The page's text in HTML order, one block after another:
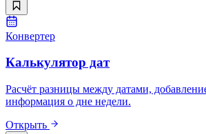
Конвертер
Калькулятор дат
Расчёт разницы между датами,
информация о дне недели.
Открыть